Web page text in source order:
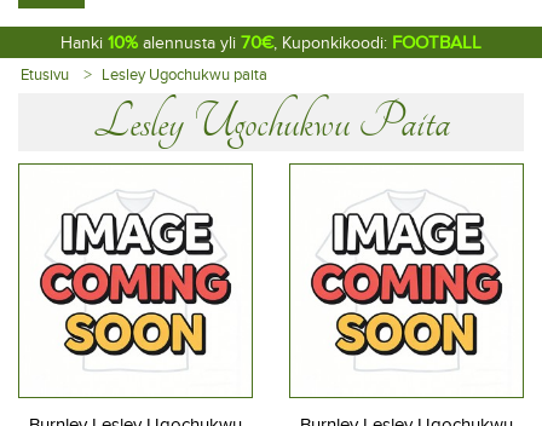
Hanki 10% alennusta yli 70€, Kuponkikoodi: FOOTBALL
Etusivu Lesley Ugochukwu paita
Lesley Ugochukwu Paita